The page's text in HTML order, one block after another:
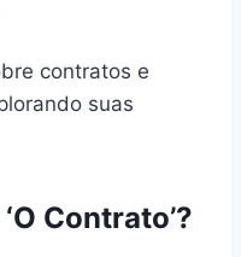
contratos e
suas
Contrato’?